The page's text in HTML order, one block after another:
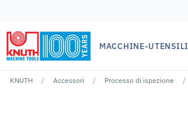
MACCHINE-UTENSILI
KNUTH Accessori Processo di ispezione